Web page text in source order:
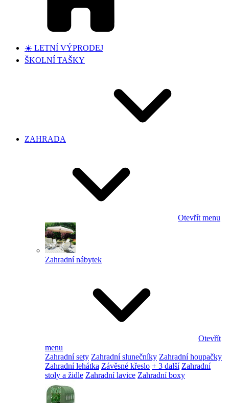
☀️ LETNÍ VÝPRODEJ
ŠKOLNÍ TAŠKY
ZAHRADA
Otevřít menu
Zahradní nábytek
Otevřít
menu
Zahradní sety Zahradní slunečníky Zahradní houpačky
Zahradní lehátka Závěsné křeslo + 3 další Zahradní
stoly a židle Zahradní lavice Zahradní boxy